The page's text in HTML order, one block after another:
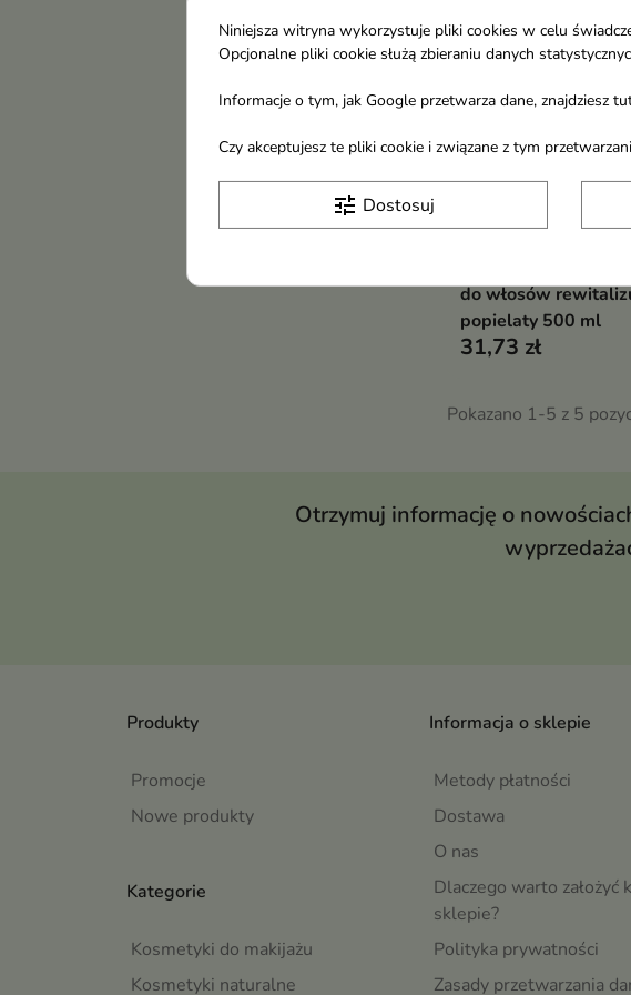
do włosów
popielaty 500 ml
31,73 zł
Pokazano 1-5 z 5
Otrzymuj informację o
Produkty
Promocje
Nowe produkty
Informacja o sklepie
Metody płatności
Dostawa
O nas
Dlaczego warto założyć
sklepie?
Polityka prywatności
Zasady przetwarzania
Kategorie
Kosmetyki do makijażu
Kosmetyki naturalne
Niniejsza witryna wykorzystuje pliki cookies w celu
Opcjonalne pliki cookie służą zbieraniu danych
Informacje o tym, jak Google przetwarza dane, znajdziesz
Czy akceptujesz te pliki cookie i związane z tym
tune Dostosuj